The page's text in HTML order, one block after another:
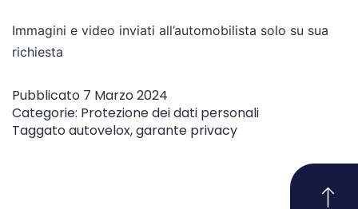
Immagini e video inviati all’automobilista solo su sua
richiesta
Pubblicato 7 Marzo 2024
Categorie: Protezione dei dati personali
Taggatoautovelox,garante privacy